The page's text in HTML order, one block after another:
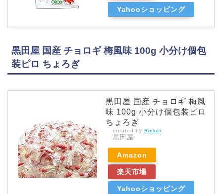
Yahooショッピング
黒田屋 国産 チョロギ 梅風味 100g 小分け個包
装ピロ ちょろぎ
黒田屋 国産 チョロギ 梅風
味 100g 小分け個包装ピロ
ちょろぎ
created by Rinker
黒田屋
Amazon
楽天市場
Yahooショッピング